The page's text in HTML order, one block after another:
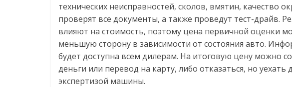
технических неисправностей, сколов, вмятин, качество
проверят все документы, а также проведут тест-драйв.
влияют на стоимость, поэтому цена первичной оценки
меньшую сторону в зависимости от состояния авто.
будет доступна всем дилерам. На итоговую цену можно
деньги или перевод на карту, либо отказаться, но
экспертизой машины.